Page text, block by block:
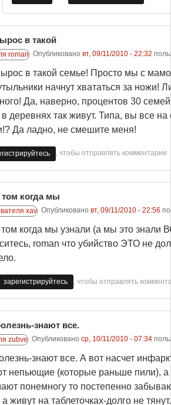
в такой
Опубликовано вт, 09/11/2010 - 22:32
в такой семье! Просто мы с
начнут хвататься за ножи!
Да, наверно, процентов 30
деревнях так живут. Типа, вы все
Да ладно, не смешите меня!
, чтобы отправлять комментарии
том когда мы
Опубликовано вт, 09/11/2010 - 22:56
том когда мы узнали (а мы это знали
roman что убийство ЭТО не
зарегистрируйтесь , чтобы отправлять
знают все.
Опубликовано ср, 10/11/2010 - 07:34
знают все. А вот насчет
непьющие (которые раньше пили), а
понемногу то постепенно
живут на таблеточках-долго не